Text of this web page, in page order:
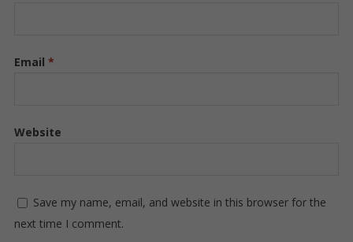
Email *
Website
Save my name, email, and website in this browser for the
next time I comment.